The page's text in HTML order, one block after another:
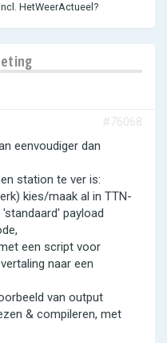
HetWeerActueel?
#76068
eenvoudiger dan
station te ver is:
kies/maak al in TTN-
payload
een script voor
naar een
van output
& compileren, met